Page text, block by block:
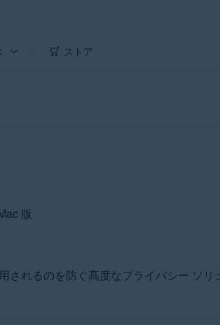
ストア
版
されるのを防ぐ高度なプライバシー ソ